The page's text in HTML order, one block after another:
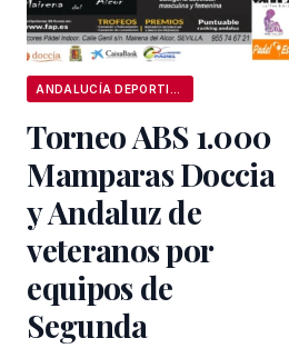
Torneo ABS 1.000
Mamparas Doccia
y Andaluz de
veteranos por
equipos de
Segunda